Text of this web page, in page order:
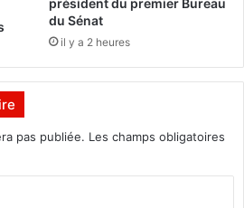
président du premier Bureau
du Sénat
il y a 2 heures
pas publiée. Les champs obligatoires